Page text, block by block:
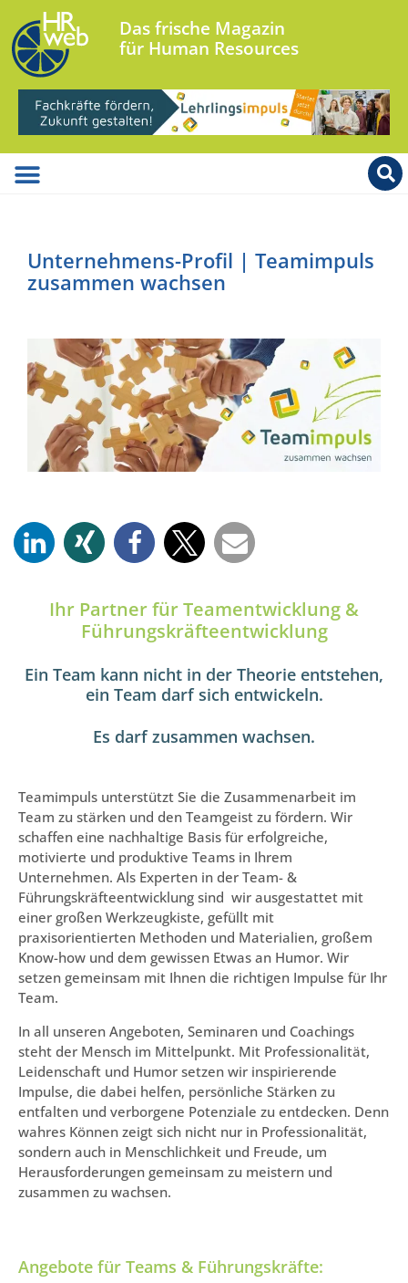
Das frische Magazin
für Human Resources
Unternehmens-Profil | Teamimpuls
zusammen wachsen
Ihr Partner für Teamentwicklung &
Führungskräfteentwicklung
Ein Team kann nicht in der Theorie entstehen,
ein Team darf sich entwickeln.
Es darf zusammen wachsen.
Teamimpuls unterstützt Sie die Zusammenarbeit im
Team zu stärken und den Teamgeist zu fördern. Wir
schaffen eine nachhaltige Basis für erfolgreiche,
motivierte und produktive Teams in Ihrem
Unternehmen. Als Experten in der Team- &
Führungskräfteentwicklung sind wir ausgestattet mit
einer großen Werkzeugkiste, gefüllt mit
praxisorientierten Methoden und Materialien, großem
Know-how und dem gewissen Etwas an Humor. Wir
setzen gemeinsam mit Ihnen die richtigen Impulse für Ihr
Team.
In all unseren Angeboten, Seminaren und Coachings
steht der Mensch im Mittelpunkt. Mit Professionalität,
Leidenschaft und Humor setzen wir inspirierende
Impulse, die dabei helfen, persönliche Stärken zu
entfalten und verborgene Potenziale zu entdecken. Denn
wahres Können zeigt sich nicht nur in Professionalität,
sondern auch in Menschlichkeit und Freude, um
Herausforderungen gemeinsam zu meistern und
zusammen zu wachsen.
Angebote für Teams & Führungskräfte: